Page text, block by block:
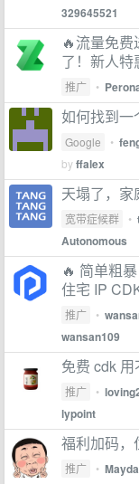
329645521
🔥流量免
了！新人特
推广 •
如何找到一
Google •
byffalex
天塌了，家
宽带症候群 •
Autonomous
🔥 简单粗
住宅 IP
推广 •
wansan109
免费 cdk
推广 •
lypoint
福利加码，
推广 •